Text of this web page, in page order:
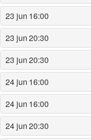
23 jun 16:00
23 jun20:30
23 jun20:30
24 jun 16:00
24 jun 16:00
24 jun20:30